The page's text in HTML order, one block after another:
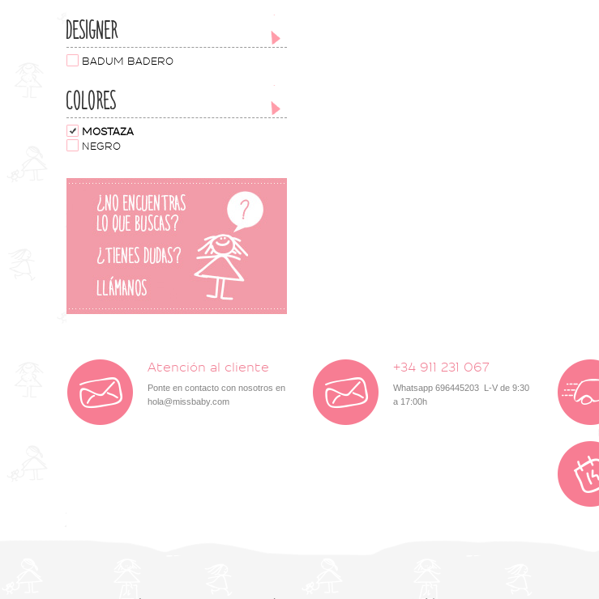
DESIGNER
BADUM BADERO
COLORES
MOSTAZA
NEGRO
Atención al cliente
Ponte en contacto con nosotros en
hola@missbaby.com
+34 911 231 067
Whatsapp 696445203 L-V de 9:30
a 17:00h